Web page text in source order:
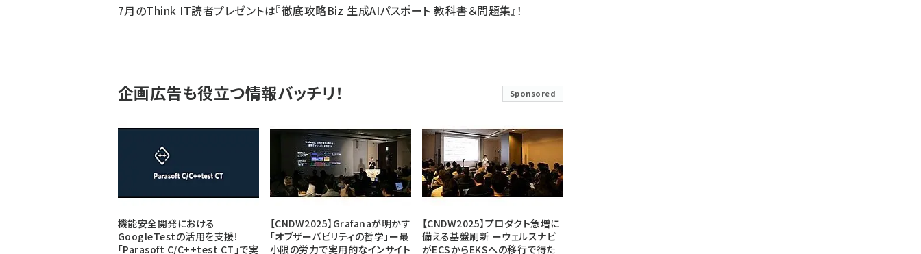
7月のThink IT読者プレゼントは『徹底攻略Biz 生成AIパスポート 教科書＆問題集』！
企画広告も役立つ情報バッチリ！ Sponsored
機能安全開発における
GoogleTestの活用を支援!
「Parasoft C/C++test CT」で実
【CNDW2025】Grafanaが明かす
「オブザーバビリティの哲学」ー最
小限の労力で実用的なインサイト
【CNDW2025】プロダクト急増に
備える基盤刷新 ーウェルスナビ
がECSからEKSへの移行で得た